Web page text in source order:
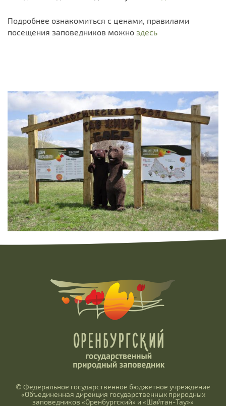
Подробнее ознакомиться с ценами, правилами
посещения заповедников можно здесь
© Федеральное государственное бюджетное учреждение
«Объединенная дирекция государственных природных
заповедников «Оренбургский» и «Шайтан-Тау»»